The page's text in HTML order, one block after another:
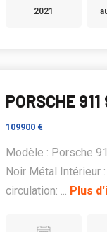
2021
PORSCHE
109900 €
Modèle : Porsche
Noir Métal Intérieur
circulation: ... Plus